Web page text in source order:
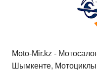
Moto-Mir.kz -
Шымкенте,